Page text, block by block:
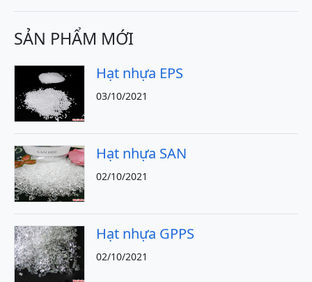
SẢN PHẨM MỚI
Hạt nhựa EPS
03/10/2021
Hạt nhựa SAN
02/10/2021
Hạt nhựa GPPS
02/10/2021